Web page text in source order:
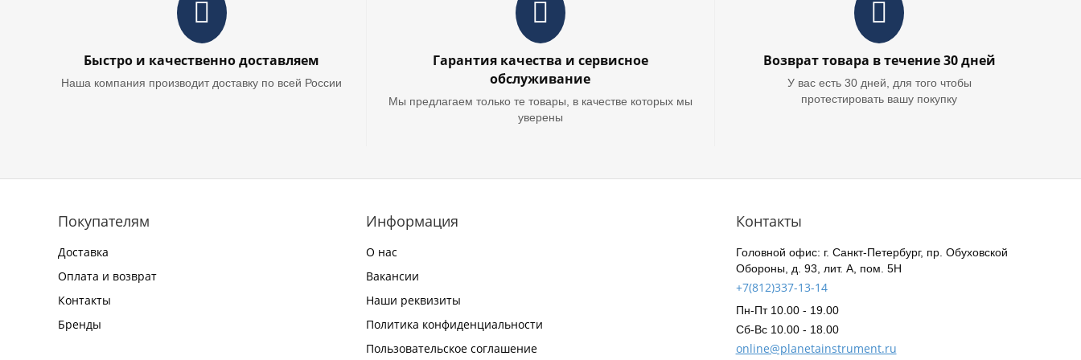
Быстро и качественно доставляем
Наша компания производит доставку по всей России
Гарантия качества и сервисное
обслуживание
Мы предлагаем только те товары, в качестве которых мы
уверены
Возврат товара в течение 30 дней
У вас есть 30 дней, для того чтобы
протестировать вашу покупку
Покупателям
Доставка
Оплата и возврат
Контакты
Бренды
Информация
О нас
Вакансии
Наши реквизиты
Политика конфиденциальности
Пользовательское соглашение
Контакты
Головной офис: г. Санкт-Петербург, пр. Обуховской
Обороны, д. 93, лит. А, пом. 5Н
+7(812)337-13-14
Пн-Пт 10.00 - 19.00
Сб-Вс 10.00 - 18.00
online@planetainstrument.ru